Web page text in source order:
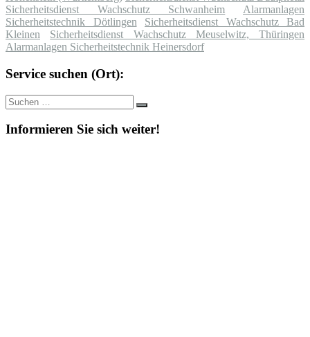
Sicherheitsdienst Wachschutz Schwanheim
Alarmanlagen
Sicherheitstechnik Dötlingen
Sicherheitsdienst Wachschutz Bad
Kleinen
Sicherheitsdienst Wachschutz Meuselwitz, Thüringen
Alarmanlagen Sicherheitstechnik Heinersdorf
Service suchen (Ort):
Suche
nach:
Suchen
Informieren Sie sich weiter!